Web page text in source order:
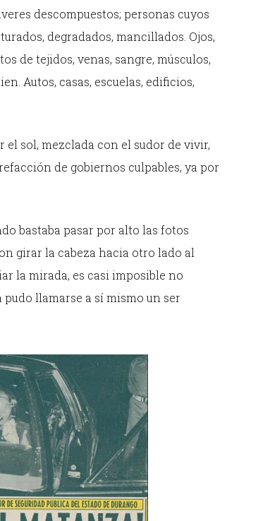
descompuestos; personas cuyos
degradados, mancillados. Ojos,
de tejidos, venas, sangre, músculos,
Autos, casas, escuelas, edificios,
sol, mezclada con el sudor de vivir,
de gobiernos culpables, ya por
bastaba pasar por alto las fotos
girar la cabeza hacia otro lado al
la mirada, es casi imposible no
pudo llamarse a sí mismo un ser